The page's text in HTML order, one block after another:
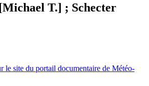
T.] ; Schecter
le site du portail documentaire de Météo-